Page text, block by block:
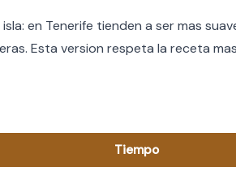
en Tenerife tienden a ser mas
Esta version respeta la receta
Tiempo